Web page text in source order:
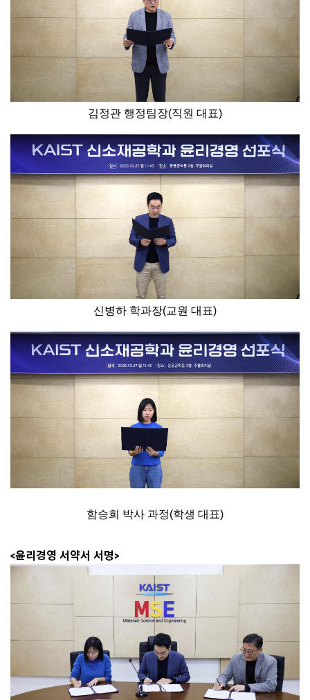
김정관 행정팀장(직원 대표)
신병하 학과장(교원 대표)
함승희 박사 과정(학생 대표)
<윤리경영 서약서 서명>